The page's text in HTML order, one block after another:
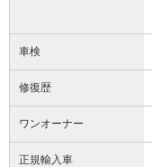
車検
修復歴
ワンオーナー
正規輸入車